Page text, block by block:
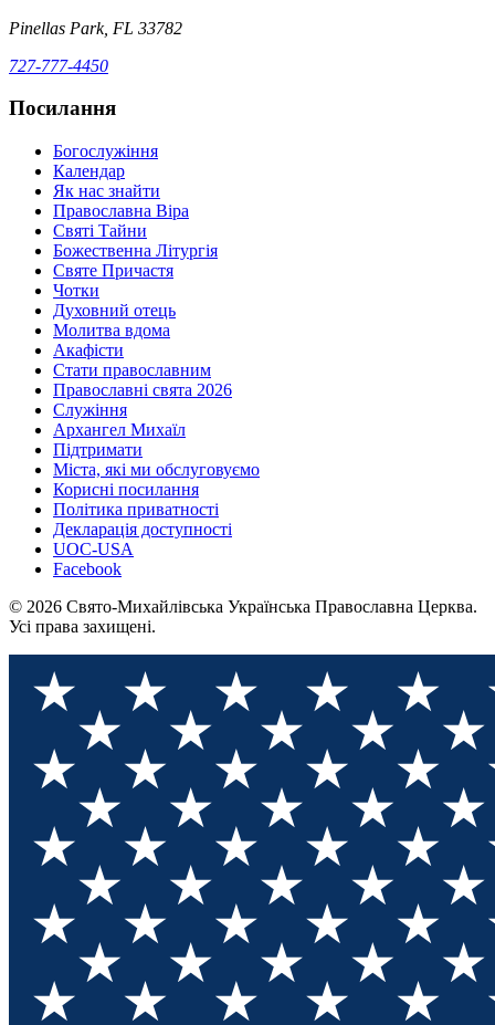
Pinellas Park, FL 33782
727-777-4450
Посилання
Богослужіння
Календар
Як нас знайти
Православна Віра
Святі Тайни
Божественна Літургія
Святе Причастя
Чотки
Духовний отець
Молитва вдома
Акафісти
Стати православним
Православні свята 2026
Служіння
Архангел Михаїл
Підтримати
Міста, які ми обслуговуємо
Корисні посилання
Політика приватності
Декларація доступності
UOC-USA
Facebook
© 2026 Свято-Михайлівська Українська Православна Церква.
Усі права захищені.